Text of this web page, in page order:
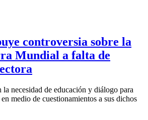
controversia sobre la
Mundial a falta de
la necesidad de educación y diálogo para
medio de cuestionamientos a sus dichos